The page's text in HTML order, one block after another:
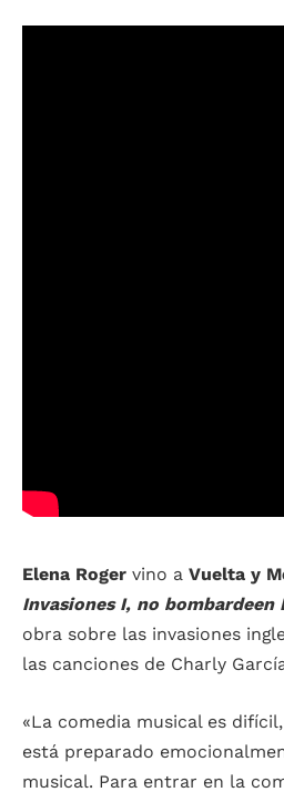
Elena Roger vino a Vuelta y
Invasiones I, no bombardeen
obra sobre las invasiones
las canciones de Charly
«La comedia musical es
está preparado
musical. Para entrar en la